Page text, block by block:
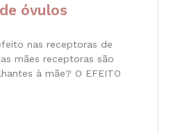
óvulos
nas receptoras de
mães receptoras são
à mãe? O EFEITO